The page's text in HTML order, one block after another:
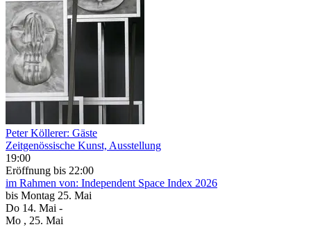
Peter Köllerer: Gäste
Zeitgenössische Kunst, Ausstellung
19:00
Eröffnung bis 22:00
im Rahmen von: Independent Space Index 2026
bis Montag 25. Mai
Do 14. Mai -
Mo , 25. Mai